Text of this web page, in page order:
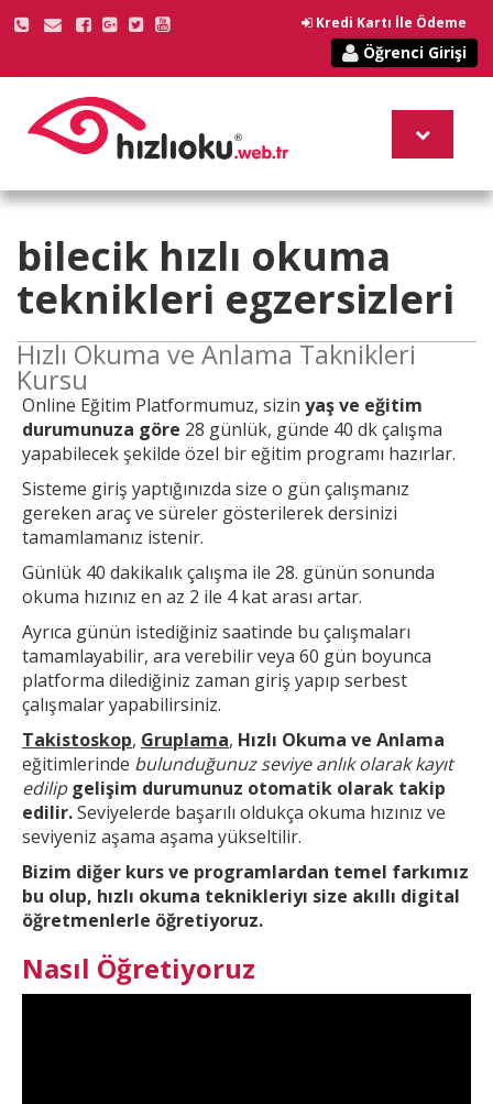
Kredi Kartı İle Ödeme
Öğrenci Girişi
bilecik hızlı okuma
teknikleri egzersizleri
Hızlı Okuma ve Anlama Taknikleri
Kursu
Online Eğitim Platformumuz, sizin yaş ve eğitim
durumunuza göre 28 günlük, günde 40 dk çalışma
yapabilecek şekilde özel bir eğitim programı hazırlar.
Sisteme giriş yaptığınızda size o gün çalışmanız
gereken araç ve süreler gösterilerek dersinizi
tamamlamanız istenir.
Günlük 40 dakikalık çalışma ile 28. günün sonunda
okuma hızınız en az 2 ile 4 kat arası artar.
Ayrıca günün istediğiniz saatinde bu çalışmaları
tamamlayabilir, ara verebilir veya 60 gün boyunca
platforma dilediğiniz zaman giriş yapıp serbest
çalışmalar yapabilirsiniz.
Takistoskop, Gruplama, Hızlı Okuma ve Anlama
eğitimlerinde bulunduğunuz seviye anlık olarak kayıt
edilip gelişim durumunuz otomatik olarak takip
edilir.Seviyelerde başarılı oldukça okuma hızınız ve
seviyeniz aşama aşama yükseltilir.
Bizim diğer kurs ve programlardan temel farkımız
bu olup, hızlı okuma teknikleriyı size akıllı digital
öğretmenlerle öğretiyoruz.
Nasıl Öğretiyoruz